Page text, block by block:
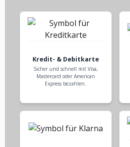
Kredit- & Debitkarte
Sicher und schnell mit Visa,
Mastercard oder American
Express bezahlen.